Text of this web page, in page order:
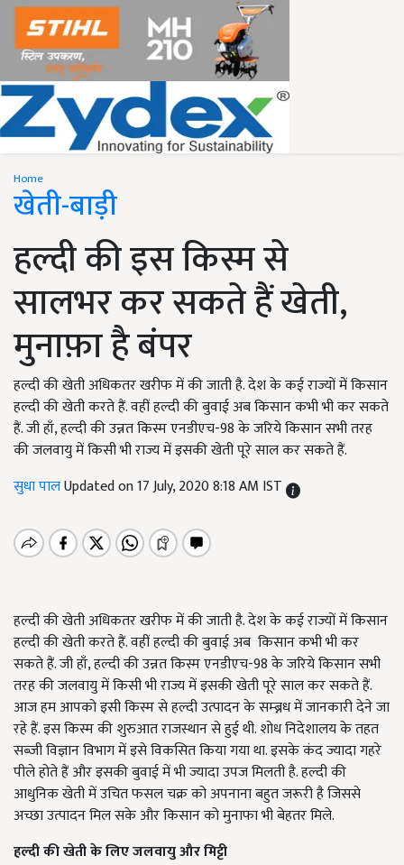
Home
खेती-बाड़ी
हल्दी की इस किस्म से
सालभर कर सकते हैं खेती,
मुनाफ़ा है बंपर
हल्दी की खेती अधिकतर खरीफ में की जाती है. देश के कई राज्यों में किसान
हल्दी की खेती करते हैं. वहीं हल्दी की बुवाई अब किसान कभी भी कर सकते
हैं. जी हाँ, हल्दी की उन्नत किस्म एनडीएच-98 के जरिये किसान सभी तरह
की जलवायु में किसी भी राज्य में इसकी खेती पूरे साल कर सकते हैं.
सुधा पालUpdated on 17 July, 2020 8:18 AM IST
हल्दी की खेती अधिकतर खरीफ में की जाती है. देश के कई राज्यों में किसान
हल्दी की खेती करते हैं. वहीं हल्दी की बुवाई अब किसान कभी भी कर
सकते हैं. जी हाँ, हल्दी की उन्नत किस्म एनडीएच-98 के जरिये किसान सभी
तरह की जलवायु में किसी भी राज्य में इसकी खेती पूरे साल कर सकते हैं.
आज हम आपको इसी किस्म से हल्दी उत्पादन के सम्ब्नध में जानकारी देने जा
रहे हैं. इस किस्म की शुरुआत राजस्थान से हुई थी. शोध निदेशालय के तहत
सब्जी विज्ञान विभाग में इसे विकसित किया गया था. इसके कंद ज्यादा गहरे
पीले होते हैं और इसकी बुवाई में भी ज्यादा उपज मिलती है. हल्दी की
आधुनिक खेती में उचित फसल चक्र को अपनाना बहुत जरूरी है जिससे
अच्छा उत्पादन मिल सके और किसान को मुनाफा भी बेहतर मिले.
हल्दी की खेती के लिए जलवायु और मिट्टी